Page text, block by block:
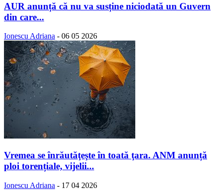
AUR anunță că nu va susține niciodată un Guvern
din care...
Ionescu Adriana - 06 05 2026
Vremea se înrăutăţeşte în toată ţara. ANM anunță
ploi torențiale, vijelii...
Ionescu Adriana - 17 04 2026